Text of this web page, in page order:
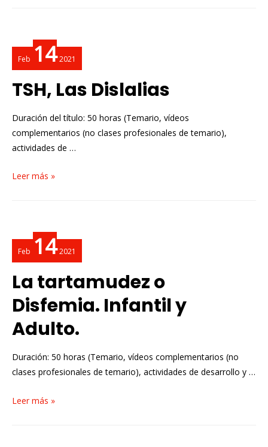
Feb 14 2021
TSH, Las Dislalias
Duración del título: 50 horas (Temario, vídeos
complementarios (no clases profesionales de temario),
actividades de …
Leer más »
Feb 14 2021
La tartamudez o
Disfemia. Infantil y
Adulto.
Duración: 50 horas (Temario, vídeos complementarios (no
clases profesionales de temario), actividades de desarrollo y …
Leer más »